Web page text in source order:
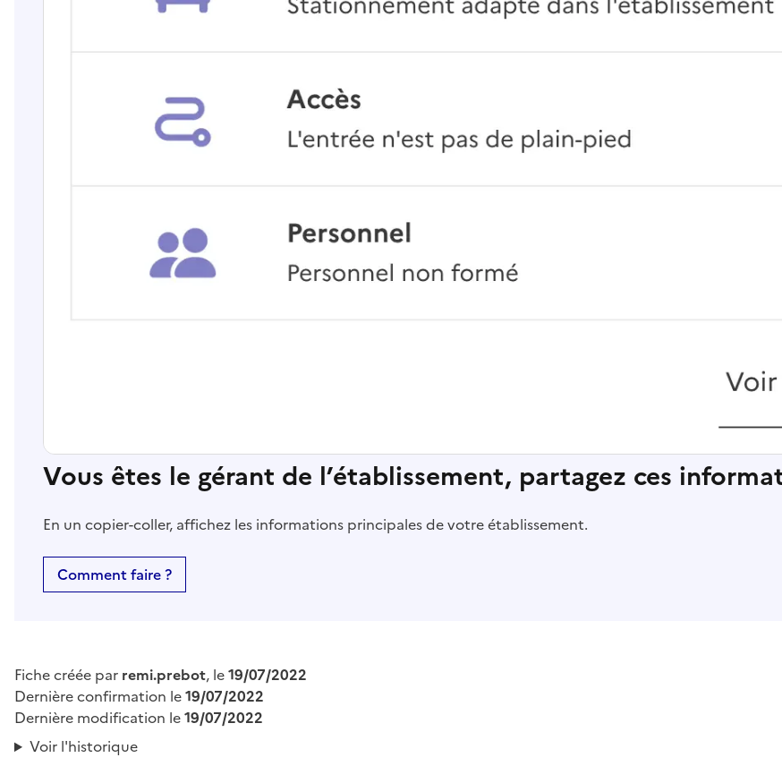
Vous êtes le gérant de l’établissement, partagez ces
En un copier-coller, affichez les informations principales de votre établissement.
Comment faire ?
Fiche créée par remi.prebot, le19/07/2022
Dernière confirmation le19/07/2022
Dernière modification le19/07/2022
Voir l'historique